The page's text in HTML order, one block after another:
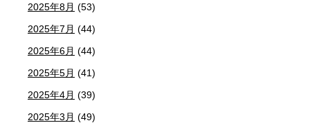
2025年8月 (53)
2025年7月 (44)
2025年6月 (44)
2025年5月 (41)
2025年4月 (39)
2025年3月 (49)